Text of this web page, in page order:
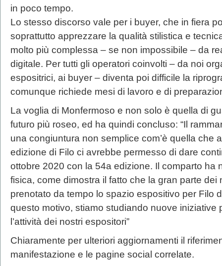
in poco tempo.
Lo stesso discorso vale per i buyer, che in fiera
soprattutto apprezzare la qualità stilistica e
molto più complessa – se non impossibile – da
digitale. Per tutti gli operatori coinvolti – da noi
espositrici, ai buyer – diventa poi difficile la
comunque richiede mesi di lavoro e di
La voglia di Monfermoso e non solo è quella di
futuro più roseo, ed ha quindi concluso: “Il
una congiuntura non semplice com’è quella che
edizione di Filo ci avrebbe permesso di dare
ottobre 2020 con la 54a edizione. Il comparto ha
fisica, come dimostra il fatto che la gran parte
prenotato da tempo lo spazio espositivo per Filo
questo motivo, stiamo studiando nuove iniziative
l’attività dei nostri espositori”
Chiaramente per ulteriori aggiornamenti il
manifestazione e le pagine social correlate.